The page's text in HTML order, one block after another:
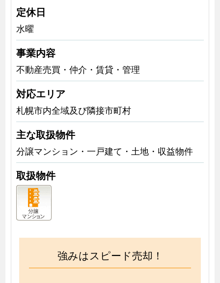
定休日
水曜
事業内容
不動産売買・仲介・賃貸・管理
対応エリア
札幌市内全域及び隣接市町村
主な取扱物件
分譲マンション・一戸建て・土地・収益物件
取扱物件
強みはスピード売却！